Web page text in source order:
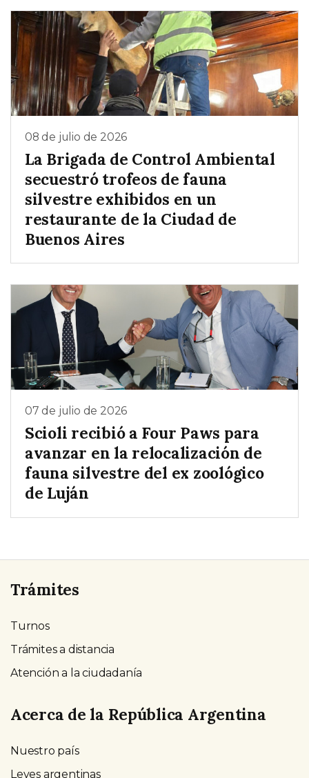
08 de julio de 2026
La Brigada de Control Ambiental
secuestró trofeos de fauna
silvestre exhibidos en un
restaurante de la Ciudad de
Buenos Aires
07 de julio de 2026
Scioli recibió a Four Paws para
avanzar en la relocalización de
fauna silvestre del ex zoológico
de Luján
Trámites
Turnos
Trámites a distancia
Atención a la ciudadanía
Acerca de la República Argentina
Nuestro país
Leyes argentinas